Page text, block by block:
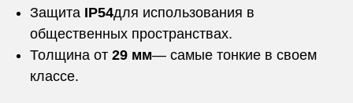
Защита IP54для использования в
общественных пространствах.
Толщина от 29 мм— самые тонкие в своем
классе.